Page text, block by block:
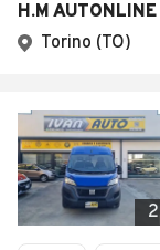
H.M AUTONLINE
Torino (TO)
2